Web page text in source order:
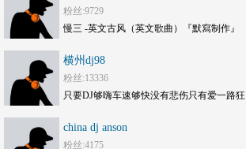
粉丝:9729
慢三 -英文古风（英文歌曲）『默寫制作』
横州dj98
粉丝:13336
只要DJ够嗨车速够快没有悲伤只有爱一路狂
DJ98Mix)
china dj anson
粉丝:4175